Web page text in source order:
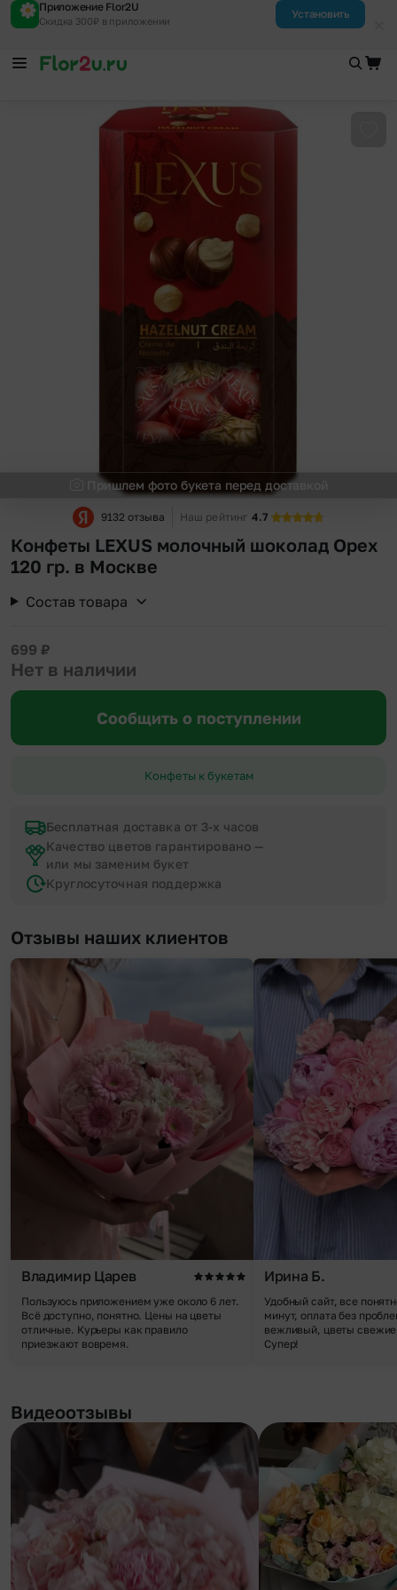
Приложение Flor2U
Скидка 300₽ в приложении
Установить
Пришлем фото букета перед доставкой
9132 отзыва Наш рейтинг 4.7
Конфеты LEXUS молочный шоколад Орех
120 гр. в Москве
Состав товара
699 ₽
Нет в наличии
Сообщить о поступлении
Конфеты к букетам
Бесплатная доставка от 3-х часов
Качество цветов гарантировано —
или мы заменим букет
Круглосуточная поддержка
Отзывы наших клиентов
Владимир Царев
Пользуюсь приложением уже около 6 лет.
Всё доступно, понятно. Цены на цветы
отличные. Курьеры как правило
приезжают вовремя.
Ирина Б.
Удобный сайт, все
минут, оплата без
вежливый, цветы
Супер!
Видеоотзывы